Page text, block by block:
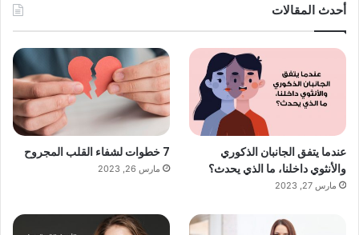
أحدث المقالات
عندما يتفق الجانبان الذكوري
والأنثوي داخلنا، ما الذي يحدث؟
مارس 27, 2023
7 خطوات لشفاء القلب المجروح
مارس 26, 2023